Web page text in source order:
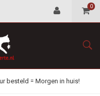
0
besteld = Morgen in huis!